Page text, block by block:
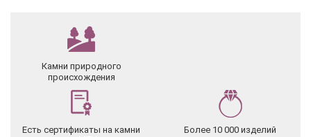
Камни природного
происхождения
Есть сертификаты на камни
Более 10 000 изделий